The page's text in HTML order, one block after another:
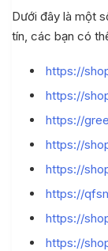
nạp tiền ví
hàng
Dưới đây là một
tín, các bạn có
https://
https://
https://
https://
https://
https://
https://
https://